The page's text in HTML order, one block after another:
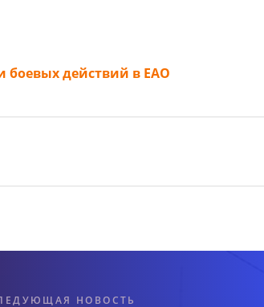
боевых действий в ЕАО
НОВОСТЬ